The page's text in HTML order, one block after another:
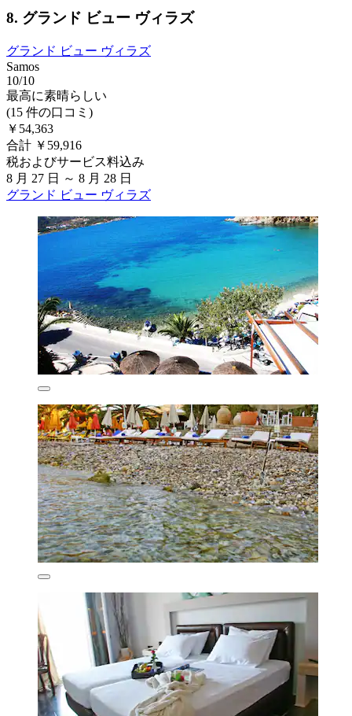
8. グランド ビュー ヴィラズ
グランド ビュー ヴィラズ
Samos
10/10
最高に素晴らしい
(15 件の口コミ)
￥54,363
合計 ￥59,916
税およびサービス料込み
8 月 27 日 ～ 8 月 28 日
グランド ビュー ヴィラズ